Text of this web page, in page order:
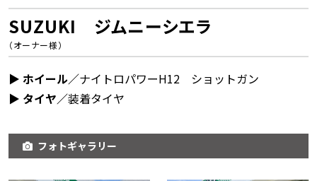
SUZUKI ジムニーシエラ
（オーナー様）
▶︎ ホイール／ナイトロパワーH12 ショットガン
▶︎ タイヤ／装着タイヤ
フォトギャラリー